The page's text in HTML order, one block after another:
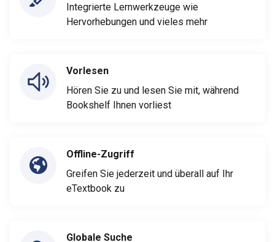
Integrierte Lernwerkzeuge wie
Hervorhebungen und vieles mehr
Vorlesen
Hören Sie zu und lesen Sie mit, während
Bookshelf Ihnen vorliest
Offline-Zugriff
Greifen Sie jederzeit und überall auf Ihr
eTextbook zu
Globale Suche